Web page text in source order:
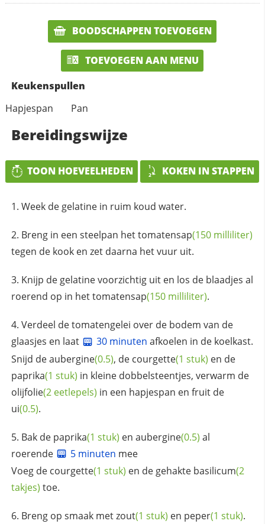
BOODSCHAPPEN TOEVOEGEN
TOEVOEGEN AAN MENU
Keukenspullen
Hapjespan
Pan
Bereidingswijze
TOON HOEVEELHEDEN KOKEN IN STAPPEN
Week de gelatine in ruim koud water.
Breng in een steelpan hettomatensap(150 milliliter)
tegen de kook en zet daarna het vuur uit.
Knijp de gelatine voorzichtig uit en los de blaadjes al
roerend op in hettomatensap(150 milliliter).
Verdeel de tomatengelei over de bodem van de
glaasjes en laat
30 minuten afkoelen in de koelkast.
Snijd deaubergine(0.5), de courgette(1 stuk) en de
paprika(1 stuk) in kleine dobbelsteentjes, verwarm de
olijfolie(2 eetlepels) in een hapjespan en fruit de
ui(0.5).
Bak de paprika(1 stuk) en aubergine(0.5) al
roerende
5 minuten mee
Voeg de courgette(1 stuk) en de gehakte basilicum(2
takjes) toe.
Breng op smaak metzout(1 stuk) en peper(1 stuk).